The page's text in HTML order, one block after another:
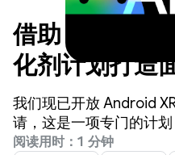
借助 Android
化剂计划打造
技术 - 立即申
我们现已开放 Android
请，这是一项专门的计
发布的 Android XR 应用。
阅读用时：1 分钟